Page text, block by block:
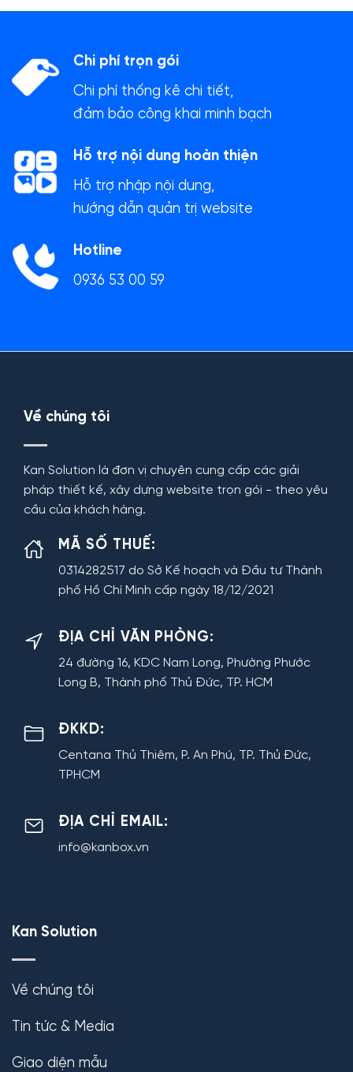
Chi phí trọn gói
Chi phí thống kê chi tiết,
đảm bảo công khai minh bạch
Hỗ trợ nội dung hoàn thiện
Hỗ trợ nhập nội dung,
hướng dẫn quản trị website
Hotline
0936 53 00 59
Về chúng tôi
Kan Solution là đơn vị chuyên cung cấp các giải
pháp thiết kế, xây dựng website trọn gói - theo yêu
cầu của khách hàng.
MÃ SỐ THUẾ:
0314282517 do Sở Kế hoạch và Đầu tư Thành
phố Hồ Chí Minh cấp ngày 18/12/2021
ĐỊA CHỈ VĂN PHÒNG:
24 đường 16, KDC Nam Long, Phường Phước
Long B, Thành phố Thủ Đức, TP. HCM
ĐKKD:
Centana Thủ Thiêm, P. An Phú, TP. Thủ Đức,
TPHCM
ĐỊA CHỈ EMAIL:
info@kanbox.vn
Kan Solution
Về chúng tôi
Tin tức & Media
Giao diện mẫu